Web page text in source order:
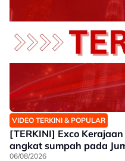
VIDEO TERKINI & POPULAR
[TERKINI] Exco
angkat sumpah pada
06/08/2026